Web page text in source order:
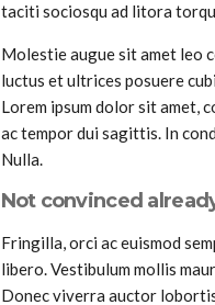
taciti sociosqu ad litora
Molestie augue sit amet leo
luctus et ultrices posuere
Lorem ipsum dolor sit amet,
ac tempor dui sagittis. In
Nulla.
Not convinced
Fringilla, orci ac euismod
libero. Vestibulum mollis
Donec viverra auctor